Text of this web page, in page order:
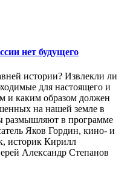
нет будущего
истории? Извлекли ли
для настоящего и
и каким образом должен
на нашей земле в
размышляют в программе
Яков Гордин, кино- и
историк Кирилл
Александр Степанов